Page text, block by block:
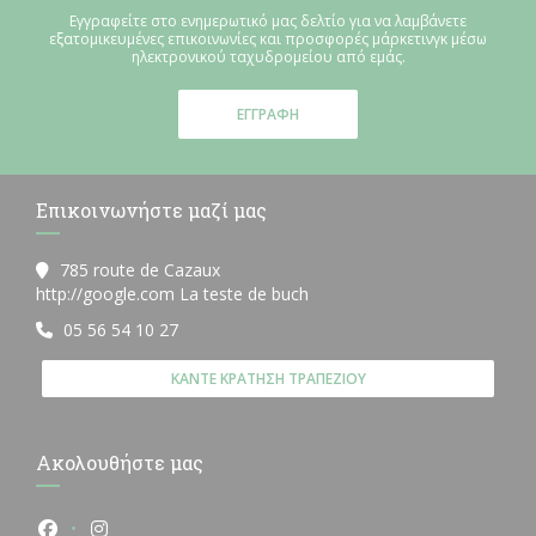
Εγγραφείτε στο ενημερωτικό μας δελτίο για να λαμβάνετε
εξατομικευμένες επικοινωνίες και προσφορές μάρκετινγκ μέσω
ηλεκτρονικού ταχυδρομείου από εμάς.
ΕΓΓΡΑΦΉ
Επικοινωνήστε μαζί μας
785 route de Cazaux
http://google.com La teste de buch
05 56 54 10 27
ΚΆΝΤΕ ΚΡΆΤΗΣΗ ΤΡΑΠΕΖΙΟΎ
Ακολουθήστε μας